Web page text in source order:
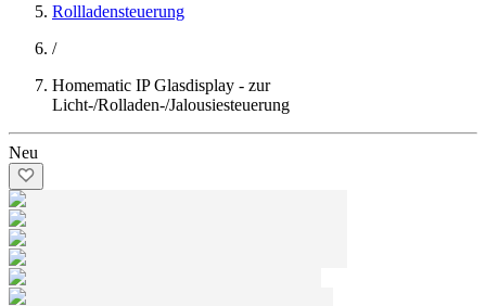
Rollladensteuerung
/
Homematic IP Glasdisplay - zur
Licht-/Rolladen-/Jalousiesteuerung
Neu